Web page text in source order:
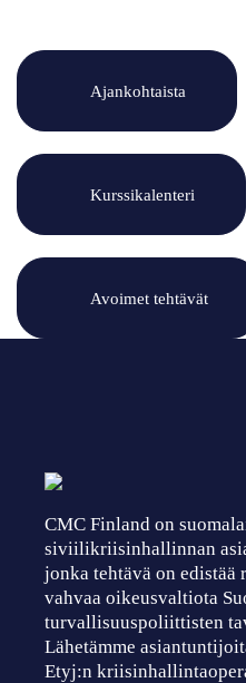
Ajankohtaista
Kurssikalenteri
Avoimet tehtävät
CMC Finland on
siviilikriisinhallinnan
jonka tehtävä on edistää
vahvaa oikeusvaltiota
turvallisuuspoliittisten
Lähetämme
Etyj:n